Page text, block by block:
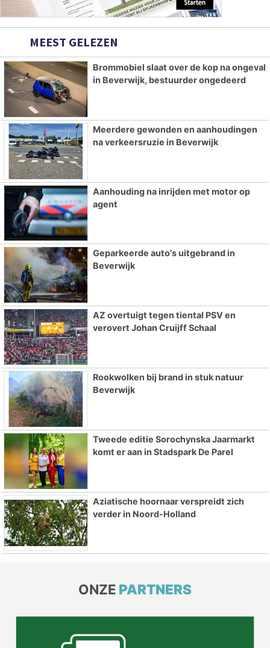
MEEST GELEZEN
Brommobiel slaat over de kop na ongeval
in Beverwijk, bestuurder ongedeerd
Meerdere gewonden en aanhoudingen
na verkeersruzie in Beverwijk
Aanhouding na inrijden met motor op
agent
Geparkeerde auto's uitgebrand in
Beverwijk
AZ overtuigt tegen tiental PSV en
verovert Johan Cruijff Schaal
Rookwolken bij brand in stuk natuur
Beverwijk
Tweede editie Sorochynska Jaarmarkt
komt er aan in Stadspark De Parel
Aziatische hoornaar verspreidt zich
verder in Noord-Holland
ONZE PARTNERS